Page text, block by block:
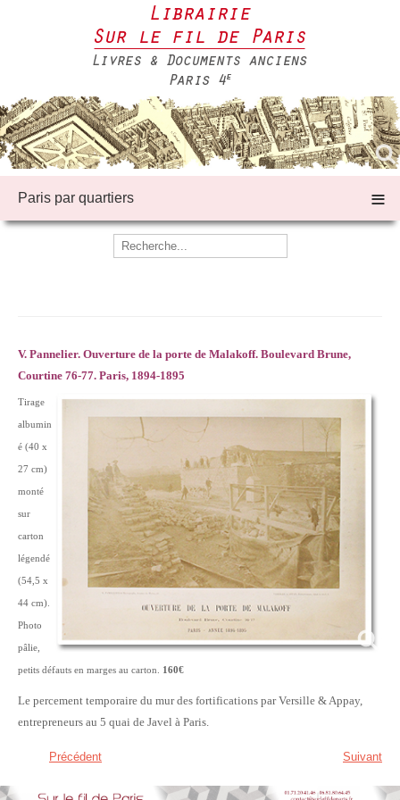
Paris par quartiers ≡
V. Pannelier. Ouverture de la porte de Malakoff. Boulevard Brune,
Courtine 76-77. Paris, 1894-1895
Tirage
albumin
é (40 x
27 cm)
monté
sur
carton
légendé
(54,5 x
44 cm).
Photo
pâlie,
petits défauts en marges au carton. 160€
Le percement temporaire du mur des fortifications par Versille & Appay,
entrepreneurs au 5 quai de Javel à Paris.
Précédent Suivant